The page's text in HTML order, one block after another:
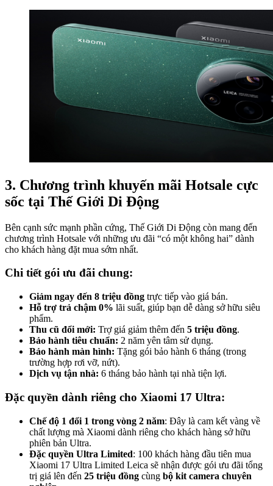
3. Chương trình khuyến mãi Hotsale cực
sốc tại Thế Giới Di Động
Bên cạnh sức mạnh phần cứng, Thế Giới Di Động còn mang đến
chương trình Hotsale với những ưu đãi “có một không hai” dành
cho khách hàng đặt mua sớm nhất.
Chi tiết gói ưu đãi chung:
Giảm ngay đến 8 triệu đồng trực tiếp vào giá bán.
Hỗ trợ trả chậm 0% lãi suất, giúp bạn dễ dàng sở hữu siêu
phẩm.
Thu cũ đổi mới: Trợ giá giảm thêm đến 5 triệu đồng.
Bảo hành tiêu chuẩn: 2 năm yên tâm sử dụng.
Bảo hành màn hình: Tặng gói bảo hành 6 tháng (trong
trường hợp rơi vỡ, nứt).
Dịch vụ tận nhà: 6 tháng bảo hành tại nhà tiện lợi.
Đặc quyền dành riêng cho Xiaomi 17 Ultra:
Chế độ 1 đổi 1 trong vòng 2 năm: Đây là cam kết vàng về
chất lượng mà Xiaomi dành riêng cho khách hàng sở hữu
phiên bản Ultra.
Đặc quyền Ultra Limited: 100 khách hàng đầu tiên mua
Xiaomi 17 Ultra Limited Leica sẽ nhận được gói ưu đãi tổng
trị giá lên đến 25 triệu đồng cùng bộ kit camera chuyên